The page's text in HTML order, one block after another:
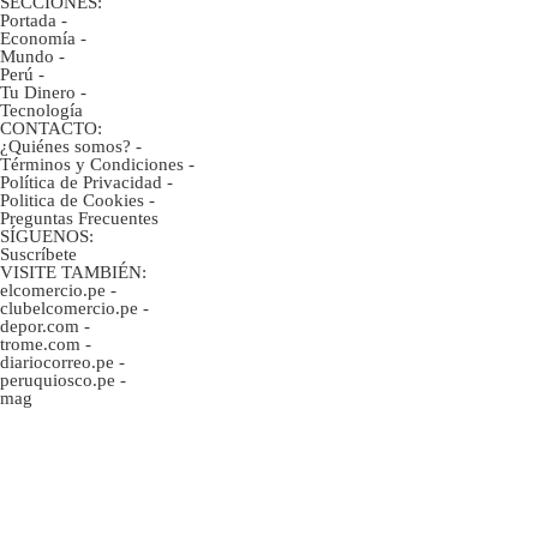
Portada -
Economía -
Mundo -
Perú -
Tu Dinero -
Tecnología
CONTACTO:
¿Quiénes somos? -
Términos y Condiciones -
Política de Privacidad -
Politica de Cookies -
Preguntas Frecuentes
SÍGUENOS:
Suscríbete
VISITE TAMBIÉN:
elcomercio.pe -
clubelcomercio.pe -
depor.com -
trome.com -
diariocorreo.pe -
peruquiosco.pe -
mag